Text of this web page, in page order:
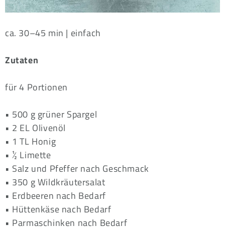
ca. 30–45 min | einfach
Zutaten
für 4 Portionen
• 500 g grüner Spargel
• 2 EL Olivenöl
• 1 TL Honig
• ½ Limette
• Salz und Pfeffer nach Geschmack
• 350 g Wildkräutersalat
• Erdbeeren nach Bedarf
• Hüttenkäse nach Bedarf
• Parmaschinken nach Bedarf